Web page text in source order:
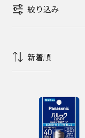
絞り込み
新着順